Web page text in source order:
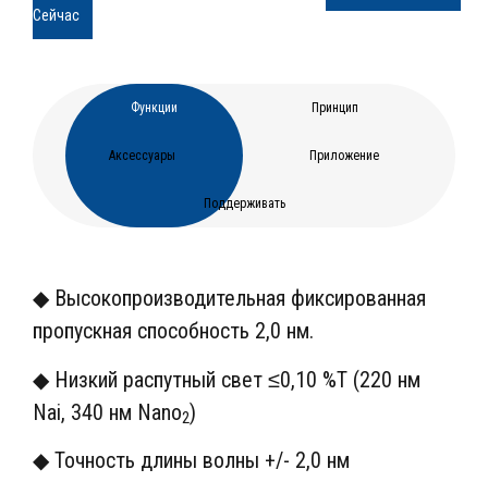
Сейчас
Функции Принцип
Аксессуары Приложение
Поддерживать
◆ Высокопроизводительная фиксированная
пропускная способность 2,0 нм.
◆ Низкий распутный свет ≤0,10 %T (220 нм
Nai, 340 нм Nano2)
◆ Точность длины волны +/- 2,0 нм